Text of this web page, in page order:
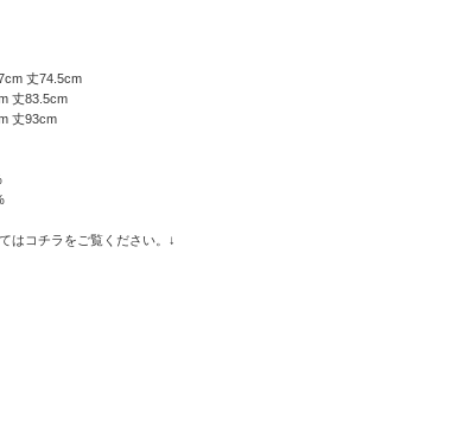
丈74.5cm
丈83.5cm
丈93cm
はコチラをご覧ください。↓